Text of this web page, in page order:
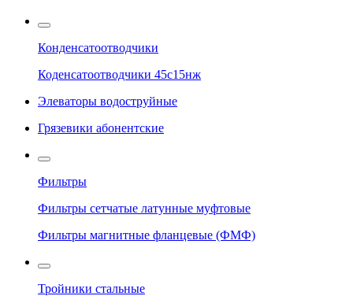
Конденсатоотводчики
Коденсатоотводчики 45с15нж
Элеваторы водоструйные
Грязевики абонентские
Фильтры
Фильтры сетчатые латунные муфтовые
Фильтры магнитные фланцевые (ФМФ)
Тройники стальные